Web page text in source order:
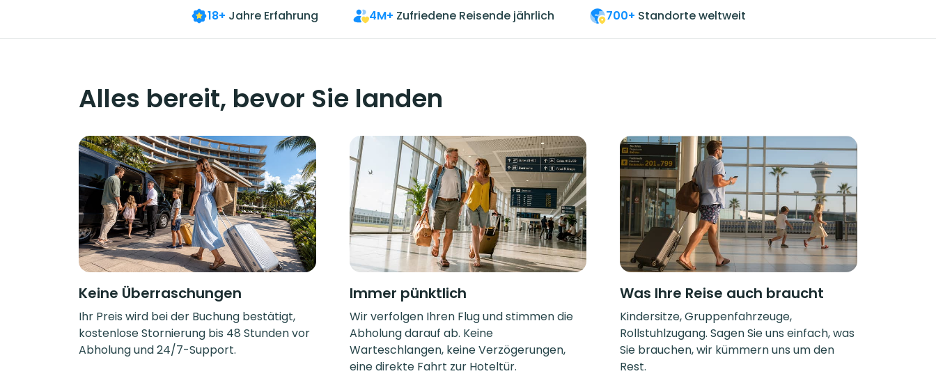
18+ Jahre Erfahrung 4M+ Zufriedene Reisende jährlich 700+ Standorte weltweit
Alles bereit, bevor Sie landen
Keine Überraschungen
Ihr Preis wird bei der Buchung bestätigt,
kostenlose Stornierung bis 48 Stunden vor
Abholung und 24/7-Support.
Immer pünktlich
Wir verfolgen Ihren Flug und stimmen die
Abholung darauf ab. Keine
Warteschlangen, keine Verzögerungen,
eine direkte Fahrt zur Hoteltür.
Was Ihre Reise auch braucht
Kindersitze, Gruppenfahrzeuge,
Rollstuhlzugang. Sagen Sie uns einfach, was
Sie brauchen, wir kümmern uns um den
Rest.